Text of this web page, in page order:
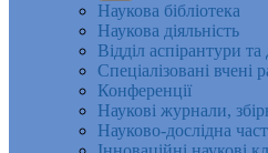
Наукова бібліотека
Наукова діяльність
Відділ аспірантури
Спеціалізовані вчені
Конференції
Наукові журнали,
Науково-дослідна